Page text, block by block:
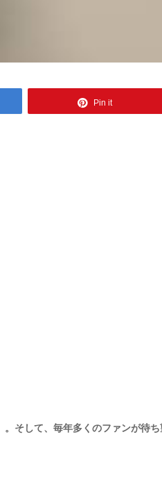
Pin it
。そして、毎年多くのファンが待ち